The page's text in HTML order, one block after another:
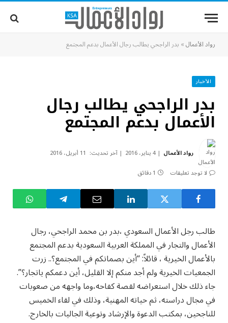
رواد الأعمال» بدر الراجحي يطالب رجال الأعمال بدعم المجتمع
الأخبار
بدر الراجحي يطالب رجال
الأعمال بدعم المجتمع
رواد الأعمال 4 يناير، 2016 آخر تحديث: 11 أبريل، 2016
لا توجد تعليقات
1 دقائق
طالب رجل الأعمال السعودي ،بدر بن محمد الراجحي، رجال
الأعمال والتجار في المملكة العربية السعودية بدعم المجتمع
بالأعمال الخيرية ، قائلاً: “أين بصماتكم في المجتمع؟.. زرت
الجمعيات الخيرية ولم أجد منكم إلا القليل، أين دعمكم ياتجار؟”.
جاء ذلك خلال استعراضه لقصة كفاحه،وما واجهه من صعوبات
في مجال دراسته، ثم حياته المهنية، وذلك في لقاء الخميس
للناجحين، بمكتب الدعوة والإرشاد وتوعية الجاليات بالخارج.